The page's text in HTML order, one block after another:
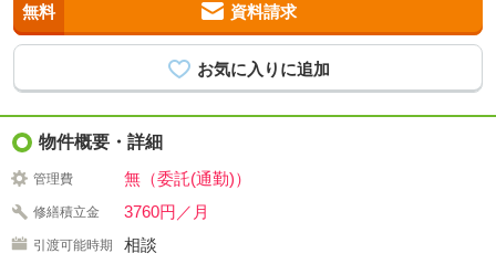
無料 資料請求
物件概要・詳細
管理費 無（委託(通勤)）
修繕積立金 3760円／月
引渡可能時期 相談